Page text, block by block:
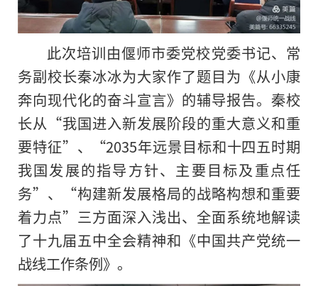
此次培训由偃师市委党校党委书记、常
务副校长秦冰冰为大家作了题目为《从小康
奔向现代化的奋斗宣言》的辅导报告。秦校
长从“我国进入新发展阶段的重大意义和重
要特征”、“2035年远景目标和十四五时期
我国发展的指导方针、主要目标及重点任
务”、“构建新发展格局的战略构想和重要
着力点”三方面深入浅出、全面系统地解读
了十九届五中全会精神和《中国共产党统一
战线工作条例》。